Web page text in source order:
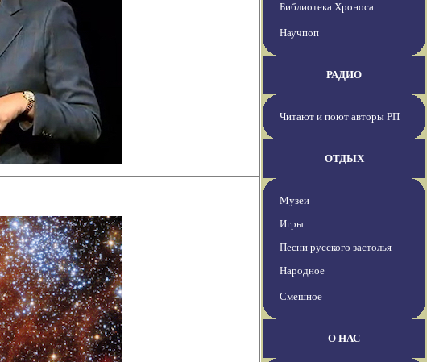
Библиотека Хроноса
Научпоп
РАДИО
Читают и поют авторы РП
ОТДЫХ
Музеи
Игры
Песни русского застолья
Народное
Смешное
О НАС